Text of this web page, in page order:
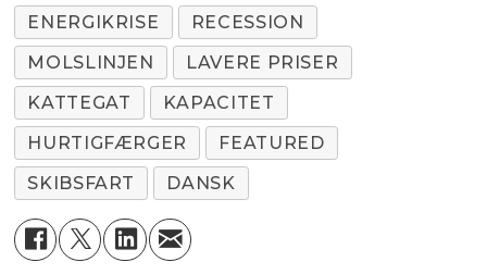
ENERGIKRISE
RECESSION
MOLSLINJEN
LAVERE PRISER
KATTEGAT
KAPACITET
HURTIGFÆRGER
FEATURED
SKIBSFART
DANSK